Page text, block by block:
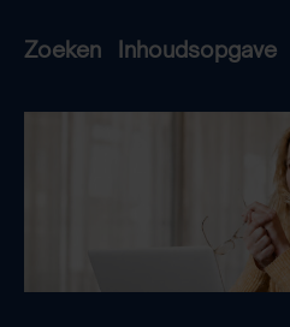
Zoeken Inhoudsopgave